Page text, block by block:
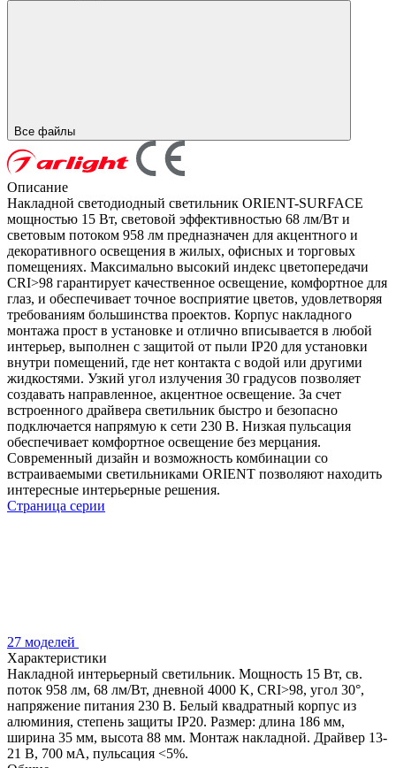
Все файлы
Описание
Накладной светодиодный светильник ORIENT-SURFACE
мощностью 15 Вт, световой эффективностью 68 лм/Вт и
световым потоком 958 лм предназначен для акцентного и
декоративного освещения в жилых, офисных и торговых
помещениях. Максимально высокий индекс цветопередачи
CRI>98 гарантирует качественное освещение, комфортное для
глаз, и обеспечивает точное восприятие цветов, удовлетворяя
требованиям большинства проектов. Корпус накладного
монтажа прост в установке и отлично вписывается в любой
интерьер, выполнен с защитой от пыли IP20 для установки
внутри помещений, где нет контакта с водой или другими
жидкостями. Узкий угол излучения 30 градусов позволяет
создавать направленное, акцентное освещение. За счет
встроенного драйвера светильник быстро и безопасно
подключается напрямую к сети 230 В. Низкая пульсация
обеспечивает комфортное освещение без мерцания.
Современный дизайн и возможность комбинации со
встраиваемыми светильниками ORIENT позволяют находить
интересные интерьерные решения.
Страница серии
27 моделей
Характеристики
Накладной интерьерный светильник. Мощность 15 Вт, св.
поток 958 лм, 68 лм/Вт, дневной 4000 K, CRI>98, угол 30°,
напряжение питания 230 В. Белый квадратный корпус из
алюминия, степень защиты IP20. Размер: длина 186 мм,
ширина 35 мм, высота 88 мм. Монтаж накладной. Драйвер 13-
21 В, 700 мА, пульсация <5%.